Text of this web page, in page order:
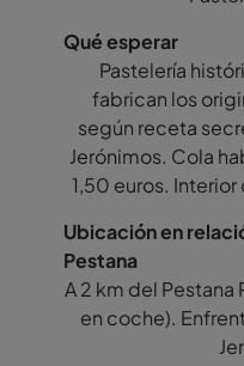
Pastelería
fabrican los
según receta
Jerónimos. Cola
1,50 euros.
A 2 km del Pestana
en coche).